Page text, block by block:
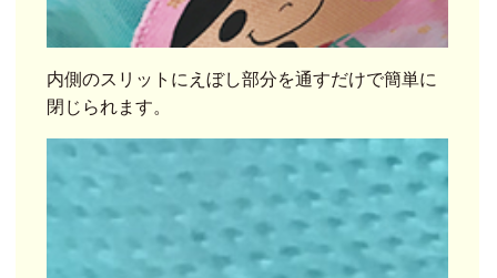
内側のスリットにえぼし部分を通すだけで簡単に
閉じられます。